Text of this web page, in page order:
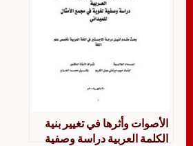
الأصوات وأثرها في تغيير بنية
الكلمة العربية دراسة وصفية